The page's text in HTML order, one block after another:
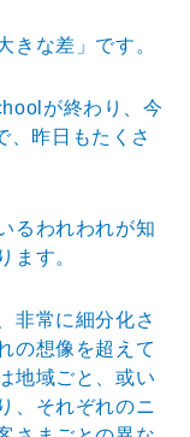
きな差」です。
が終わり、今
、昨日もたくさ
るわれわれが知
ます。
非常に細分化さ
の想像を超えて
地域ごと、或い
、それぞれのニ